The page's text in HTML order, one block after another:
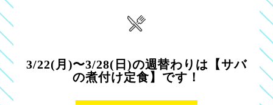
3/22(月)〜3/28(日)の週替わりは【サバ
の煮付け定食】です！